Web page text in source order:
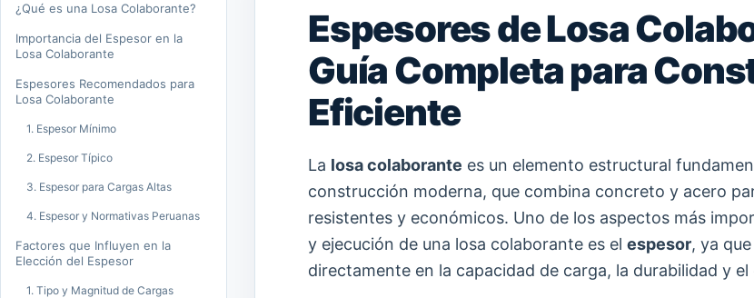
¿Qué es una Losa Colaborante?
Importancia del Espesor en la
Losa Colaborante
Espesores Recomendados para
Losa Colaborante
1. Espesor Mínimo
2. Espesor Típico
3. Espesor para Cargas Altas
4. Espesor y Normativas Peruanas
Factores que Influyen en la
Elección del Espesor
1. Tipo y Magnitud de Cargas
Espesores de Losa
Guía Completa para
Eficiente
La losa colaborante es un elemento estructural
construcción moderna, que combina concreto y acero
resistentes y económicos. Uno de los aspectos más
y ejecución de una losa colaborante es el espesor, ya
directamente en la capacidad de carga, la durabilidad y